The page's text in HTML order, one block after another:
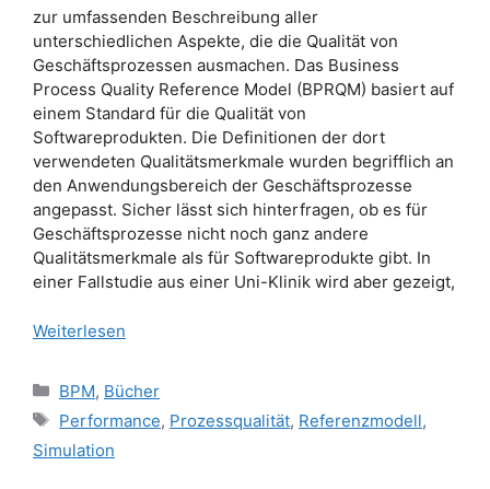
zur umfassenden Beschreibung aller
unterschiedlichen Aspekte, die die Qualität von
Geschäftsprozessen ausmachen. Das Business
Process Quality Reference Model (BPRQM) basiert auf
einem Standard für die Qualität von
Softwareprodukten. Die Definitionen der dort
verwendeten Qualitätsmerkmale wurden begrifflich an
den Anwendungsbereich der Geschäftsprozesse
angepasst. Sicher lässt sich hinterfragen, ob es für
Geschäftsprozesse nicht noch ganz andere
Qualitätsmerkmale als für Softwareprodukte gibt. In
einer Fallstudie aus einer Uni-Klinik wird aber gezeigt,
Weiterlesen
Kategorien
BPM, Bücher
Schlagwörter
Performance, Prozessqualität, Referenzmodell,
Simulation